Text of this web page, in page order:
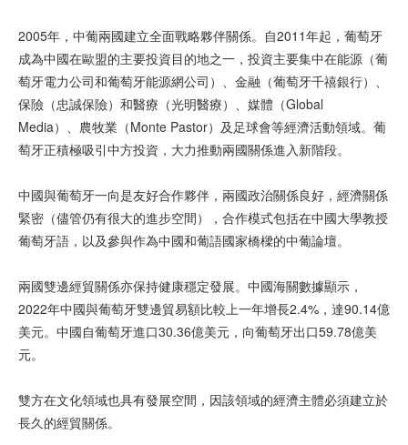
2005年，中葡兩國建立全面戰略夥伴關係。自2011年起，葡萄牙
成為中國在歐盟的主要投資目的地之一，投資主要集中在能源（葡
萄牙電力公司和葡萄牙能源網公司）、金融（葡萄牙千禧銀行）、
保險（忠誠保險）和醫療（光明醫療）、媒體（Globalﾠ
Media）、農牧業（Monte Pastor）及足球會等經濟活動領域。葡
萄牙正積極吸引中方投資，大力推動兩國關係進入新階段。
中國與葡萄牙一向是友好合作夥伴，兩國政治關係良好，經濟關係
緊密（儘管仍有很大的進步空間），合作模式包括在中國大學教授
葡萄牙語，以及參與作為中國和葡語國家橋樑的中葡論壇。
兩國雙邊經貿關係亦保持健康穩定發展。中國海關數據顯示，
2022年中國與葡萄牙雙邊貿易額比較上一年增長2.4%，達90.14億
美元。中國自葡萄牙進口30.36億美元，向葡萄牙出口59.78億美
元。
雙方在文化領域也具有發展空間，因該領域的經濟主體必須建立於
長久的經貿關係。